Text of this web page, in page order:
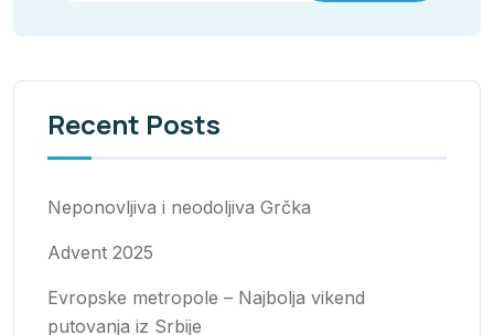
Recent Posts
Neponovljiva i neodoljiva Grčka
Advent 2025
Evropske metropole – Najbolja vikend
putovanja iz Srbije